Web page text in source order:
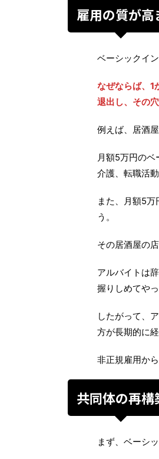
雇用の質が高
ベーシックイ
なぜならば、1
退出し、その
例えば、居酒
月額5万円のベ
介護、転職活
また、月額5
う。
その居酒屋の
アルバイトは
握りしめてや
したがって、
方が長期的に
非正規雇用か
共同体の再構
まず、ベーシ